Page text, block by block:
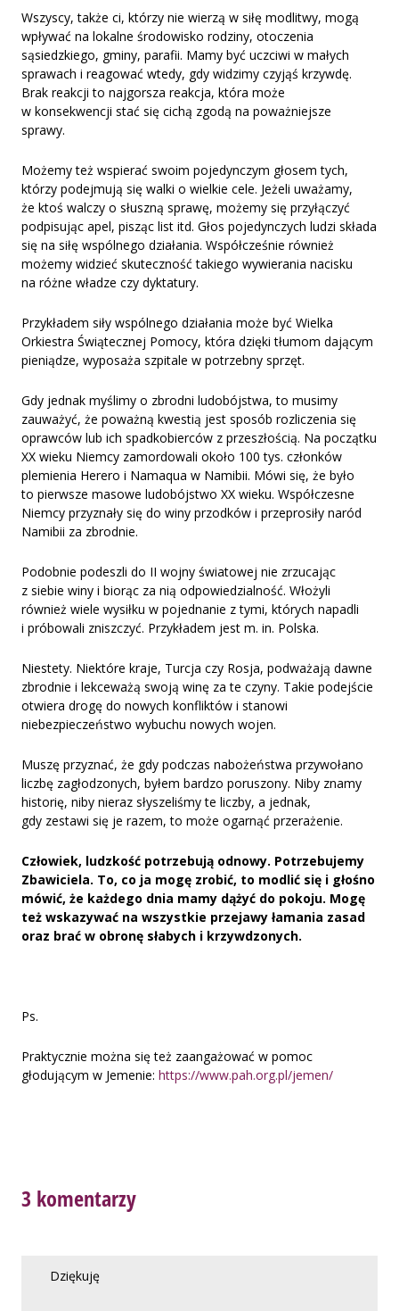
Wszyscy, także ci, którzy nie wierzą w siłę modlitwy, mogą
wpływać na lokalne środowisko rodziny, otoczenia
sąsiedzkiego, gminy, parafii. Mamy być uczciwi w małych
sprawach i reagować wtedy, gdy widzimy czyjąś krzywdę.
Brak reakcji to najgorsza reakcja, która może
w konsekwencji stać się cichą zgodą na poważniejsze
sprawy.
Możemy też wspierać swoim pojedynczym głosem tych,
którzy podejmują się walki o wielkie cele. Jeżeli uważamy,
że ktoś walczy o słuszną sprawę, możemy się przyłączyć
podpisując apel, pisząc list itd. Głos pojedynczych ludzi składa
się na siłę wspólnego działania. Współcześnie również
możemy widzieć skuteczność takiego wywierania nacisku
na różne władze czy dyktatury.
Przykładem siły wspólnego działania może być Wielka
Orkiestra Świątecznej Pomocy, która dzięki tłumom dającym
pieniądze, wyposaża szpitale w potrzebny sprzęt.
Gdy jednak myślimy o zbrodni ludobójstwa, to musimy
zauważyć, że poważną kwestią jest sposób rozliczenia się
oprawców lub ich spadkobierców z przeszłością. Na początku
XX wieku Niemcy zamordowali około 100 tys. członków
plemienia Herero i Namaqua w Namibii. Mówi się, że było
to pierwsze masowe ludobójstwo XX wieku. Współczesne
Niemcy przyznały się do winy przodków i przeprosiły naród
Namibii za zbrodnie.
Podobnie podeszli do II wojny światowej nie zrzucając
z siebie winy i biorąc za nią odpowiedzialność. Włożyli
również wiele wysiłku w pojednanie z tymi, których napadli
i próbowali zniszczyć. Przykładem jest m. in. Polska.
Niestety. Niektóre kraje, Turcja czy Rosja, podważają dawne
zbrodnie i lekceważą swoją winę za te czyny. Takie podejście
otwiera drogę do nowych konfliktów i stanowi
niebezpieczeństwo wybuchu nowych wojen.
Muszę przyznać, że gdy podczas nabożeństwa przywołano
liczbę zagłodzonych, byłem bardzo poruszony. Niby znamy
historię, niby nieraz słyszeliśmy te liczby, a jednak,
gdy zestawi się je razem, to może ogarnąć przerażenie.
Człowiek, ludzkość potrzebują odnowy. Potrzebujemy
Zbawiciela. To, co ja mogę zrobić, to modlić się i głośno
mówić, że każdego dnia mamy dążyć do pokoju. Mogę
też wskazywać na wszystkie przejawy łamania zasad
oraz brać w obronę słabych i krzywdzonych.
Ps.
Praktycznie można się też zaangażować w pomoc
głodującym w Jemenie:https://www.pah.org.pl/jemen/
3 komentarzy
Dziękuję